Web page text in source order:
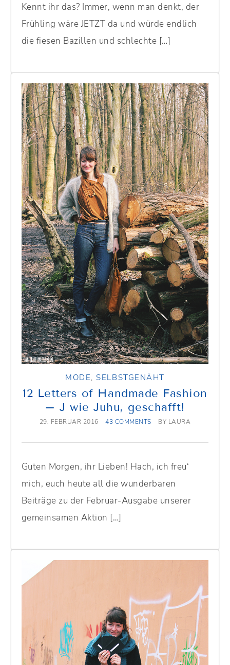
Kennt ihr das? Immer, wenn man denkt, der
Frühling wäre JETZT da und würde endlich
die fiesen Bazillen und schlechte […]
MODE, SELBSTGENÄHT
12 Letters of Handmade Fashion
– J wie Juhu, geschafft!
29. FEBRUAR 2016 43 COMMENTS BY LAURA
Guten Morgen, ihr Lieben! Hach, ich freu‘
mich, euch heute all die wunderbaren
Beiträge zu der Februar-Ausgabe unserer
gemeinsamen Aktion […]